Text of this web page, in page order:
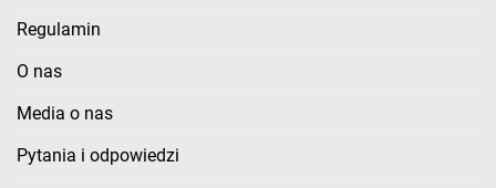
Regulamin
O nas
Media o nas
Pytania i odpowiedzi